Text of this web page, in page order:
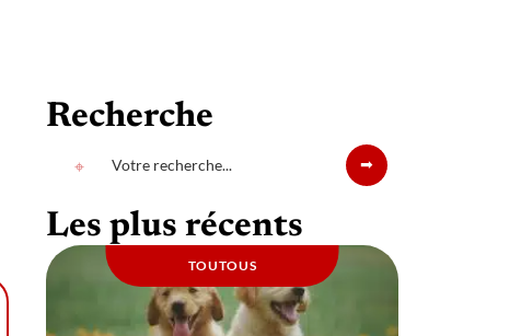
Recherche
Les plus récents
TOUTOUS